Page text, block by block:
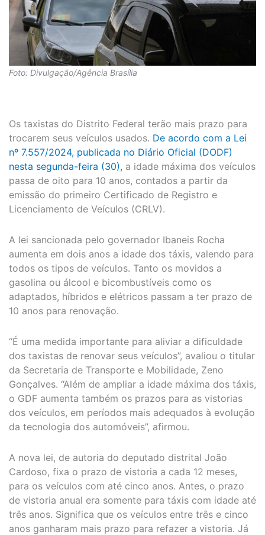
Foto: Divulgação/Agência Brasília
Os taxistas do Distrito Federal terão mais prazo para
trocarem seus veículos usados. De acordo com a Lei
nº 7.557/2024, publicada no Diário Oficial (DODF)
nesta segunda-feira (30), a idade máxima dos veículos
passa de oito para 10 anos, contados a partir da
emissão do primeiro Certificado de Registro e
Licenciamento de Veículos (CRLV).
A lei sancionada pelo governador Ibaneis Rocha
aumenta em dois anos a idade dos táxis, valendo para
todos os tipos de veículos. Tanto os movidos a
gasolina ou álcool e bicombustíveis como os
adaptados, híbridos e elétricos passam a ter prazo de
10 anos para renovação.
“É uma medida importante para aliviar a dificuldade
dos taxistas de renovar seus veículos”, avaliou o titular
da Secretaria de Transporte e Mobilidade, Zeno
Gonçalves. “Além de ampliar a idade máxima dos táxis,
o GDF aumenta também os prazos para as vistorias
dos veículos, em períodos mais adequados à evolução
da tecnologia dos automóveis”, afirmou.
A nova lei, de autoria do deputado distrital João
Cardoso, fixa o prazo de vistoria a cada 12 meses,
para os veículos com até cinco anos. Antes, o prazo
de vistoria anual era somente para táxis com idade até
três anos. Significa que os veículos entre três e cinco
anos ganharam mais prazo para refazer a vistoria. Já